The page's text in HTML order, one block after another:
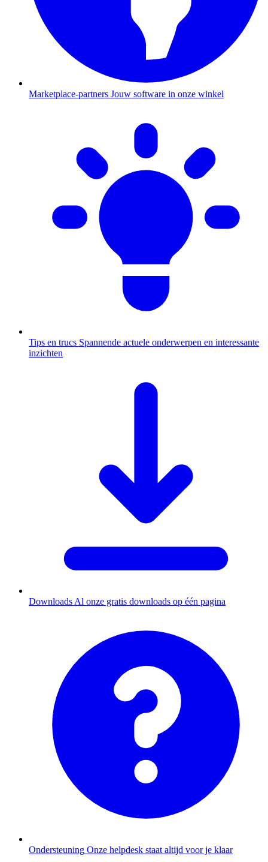
Marketplace-partners Jouw software in onze winkel
Tips en trucs Spannende actuele onderwerpen en interessante
inzichten
Downloads Al onze gratis downloads op één pagina
Ondersteuning Onze helpdesk staat altijd voor je klaar